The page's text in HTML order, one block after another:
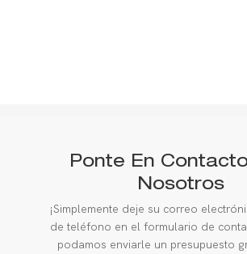
Ponte En
Nosotros
¡Simplemente deje su correo
de teléfono en el formulario de
podamos enviarle un presupuesto